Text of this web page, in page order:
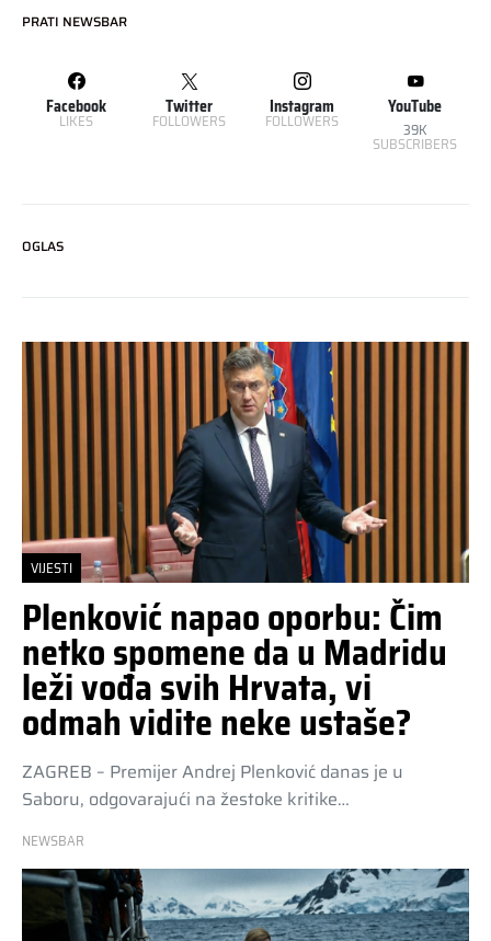
PRATI NEWSBAR
Facebook
LIKES
Twitter
FOLLOWERS
Instagram
FOLLOWERS
YouTube
39K
SUBSCRIBERS
OGLAS
VIJESTI
Plenković napao oporbu: Čim
netko spomene da u Madridu
leži vođa svih Hrvata, vi
odmah vidite neke ustaše?
ZAGREB – Premijer Andrej Plenković danas je u
Saboru, odgovarajući na žestoke kritike…
NEWSBAR